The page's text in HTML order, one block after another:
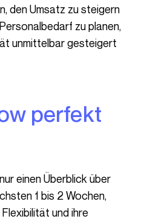
den Umsatz zu steigern
zu planen,
unmittelbar gesteigert
1 bis 2 Wochen,
und ihre